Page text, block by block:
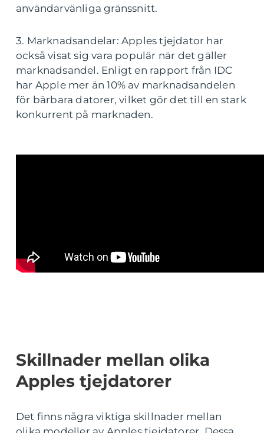
användarvänliga gränssnitt.
3. Marknadsandelar: Apples tjejdator har
också visat sig vara populär när det gäller
marknadsandel. Enligt en rapport från IDC
har Apple mer än 10% av marknadsandelen
för bärbara datorer, vilket gör det till en stark
konkurrent på marknaden.
Skillnader mellan olika
Apples tjejdatorer
Det finns några viktiga skillnader mellan